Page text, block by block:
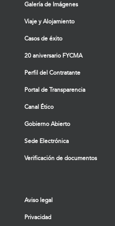
Galería de Imágenes
Viaje y Alojamiento
Casos de éxito
20 aniversario FYCMA
Perfil del Contratante
Portal de Transparencia
Canal Ético
Gobierno Abierto
Sede Electrónica
Verificación de documentos
Aviso legal
Privacidad